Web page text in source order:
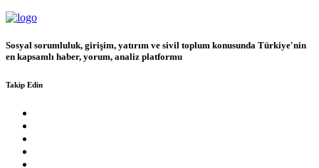
Sosyal sorumluluk, girişim, yatırım ve sivil toplum konusunda Türkiye'nin
en kapsamlı haber, yorum, analiz platformu
Takip Edin